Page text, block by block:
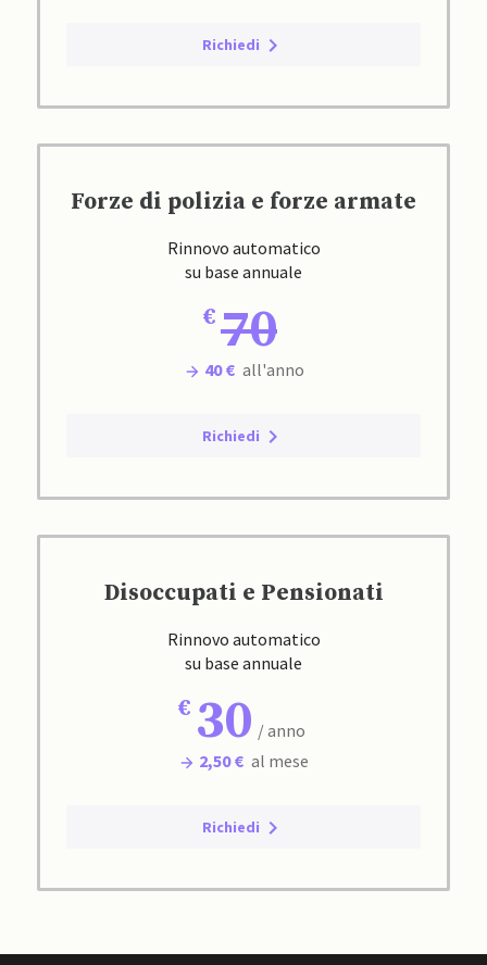
Richiedi
Forze di polizia e forze armate
Rinnovo automatico
su base annuale
70
40 € all'anno
Richiedi
Disoccupati e Pensionati
Rinnovo automatico
su base annuale
30 / anno
2,50 € al mese
Richiedi